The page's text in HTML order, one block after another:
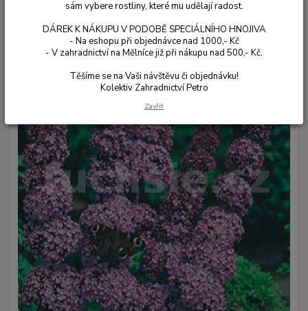
sám vybere rostliny, které mu udělají radost.
DÁREK K NÁKUPU V PODOBĚ SPECIÁLNÍHO HNOJIVA
- Na eshopu při objednávce nad 1000,- Kč
- V zahradnictví na Mělníce již při nákupu nad 500,- Kč.
Těšíme se na Vaši návštěvu či objednávku!
Kolektiv Zahradnictví Petro
Zavřít